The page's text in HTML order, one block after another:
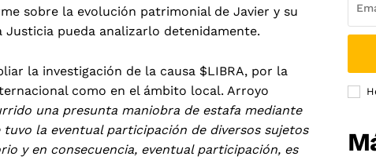
sobre la evolución patrimonial de Javier y su
Justicia pueda analizarlo detenidamente.
la investigación de la causa $LIBRA, por la
como en el ámbito local. Arroyo
una presunta maniobra de estafa mediante
la eventual participación de diversos sujetos
y en consecuencia, eventual participación, es